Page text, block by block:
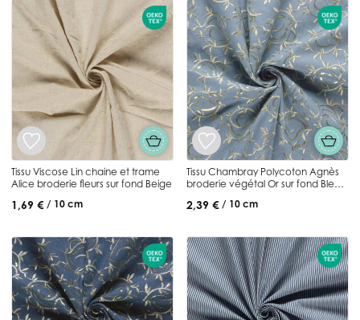
Tissu Viscose Lin chaine et trame
Alice broderie fleurs sur fond Beige
1,69 € / 10 cm
Tissu Chambray Polycoton Agnès
broderie végétal Or sur fond Bleu
2,39 € / 10 cm